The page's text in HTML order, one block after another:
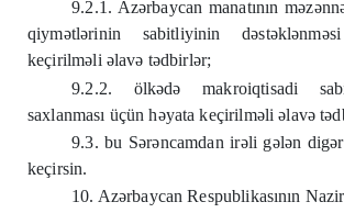
9.2.1. Azərbaycan manatının
qiymətlərinin sabitliyinin
keçirilməli əlavə tədbirlər;
9.2.2. ölkədə makroiqtisadi
saxlanması üçün həyata keçirilməli əlavə
9.3. bu Sərəncamdan irəli gələn
keçirsin.
10. Azərbaycan Respublikasının